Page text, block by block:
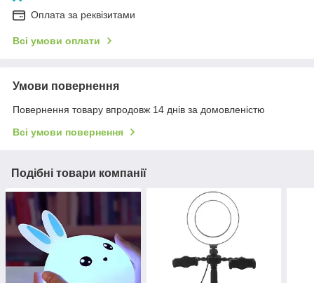
Оплата за реквізитами
Всі умови оплати
Умови повернення
Повернення товару впродовж 14 днів за домовленістю
Всі умови повернення
Подібні товари компанії